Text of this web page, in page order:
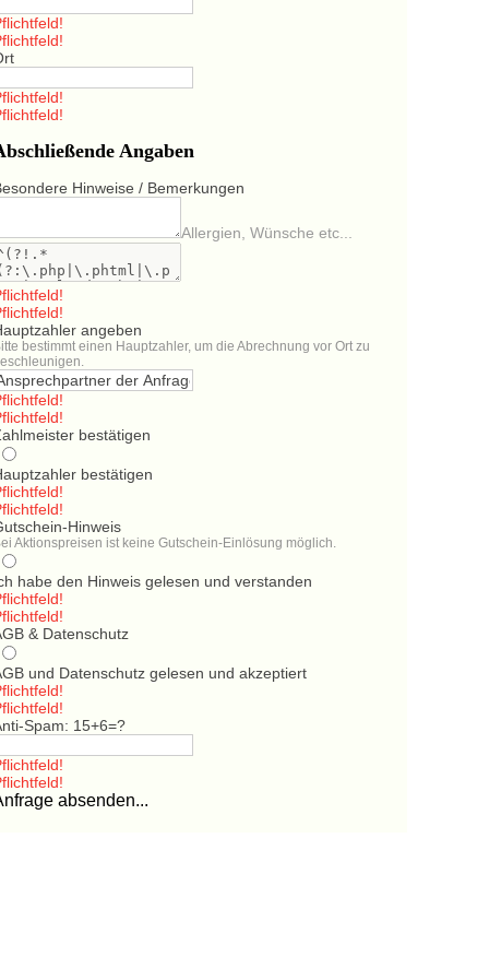
Angaben
Hinweise / Bemerkungen
Allergien, Wünsche etc...
angeben
bestimmt einen Hauptzahler, um die Abrechnung vor Ort zu
bestätigen
bestätigen
Hinweis
Aktionspreisen ist keine Gutschein-Einlösung möglich.
habe den Hinweis gelesen und verstanden
& Datenschutz
und Datenschutz gelesen und akzeptiert
Spam: 15+6=?
absenden...